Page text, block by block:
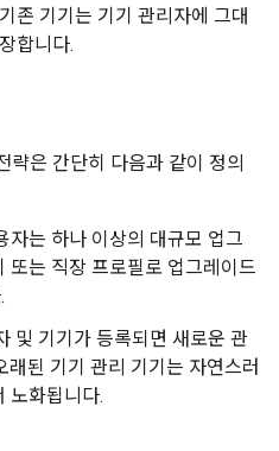
존 기기는 기기 관리자에 그대
합니다.
략은 간단히 다음과 같이 정의
자는 하나 이상의 대규모 업그
또는 직장 프로필로 업그레이드
및 기기가 등록되면 새로운 관
래된 기기 관리 기기는 자연스러
노화됩니다.